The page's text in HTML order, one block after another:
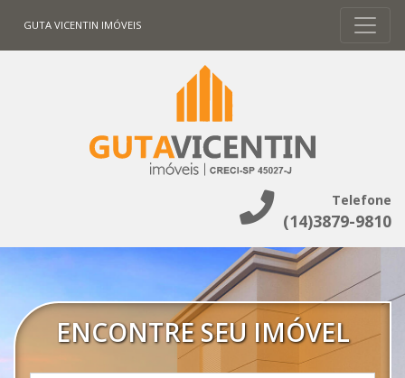
GUTA VICENTIN IMÓVEIS
Telefone
(14)3879-9810
ENCONTRE SEU IMÓVEL